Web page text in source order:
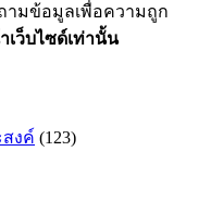
ามข้อมูลเพื่อความถูก
เว็บไซด์เท่านั้น
งค์ (123)